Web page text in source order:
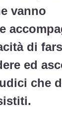
vanno
di
ed
che